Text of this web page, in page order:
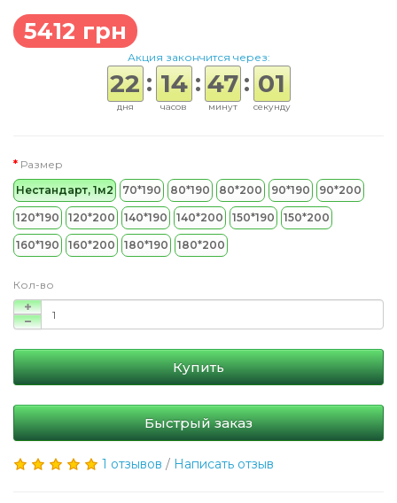
5412 грн
Акция закончится через:
22
дня
: 14
часов
: 47
минут
: 01
секунду
Размер
Нестандарт, 1м2
70*190 80*190 80*200 90*190 90*200
120*190 120*200 140*190 140*200 150*190 150*200
160*190 160*200 180*190 180*200
Кол-во
Купить
Быстрый заказ
1 отзывов / Написать отзыв